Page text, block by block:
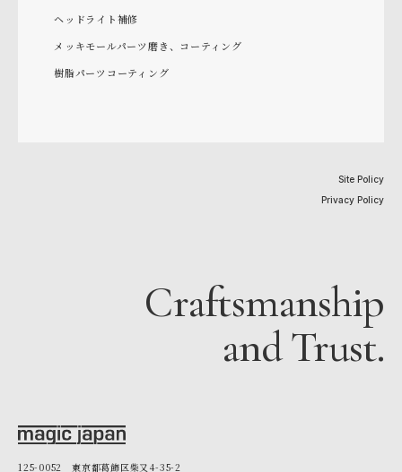
ヘッドライト補修
メッキモールパーツ磨き、コーティング
樹脂パーツコーティング
Site Policy
Privacy Policy
Craftsmanship
and Trust.
125-0052 東京都葛飾区柴又4-35-2